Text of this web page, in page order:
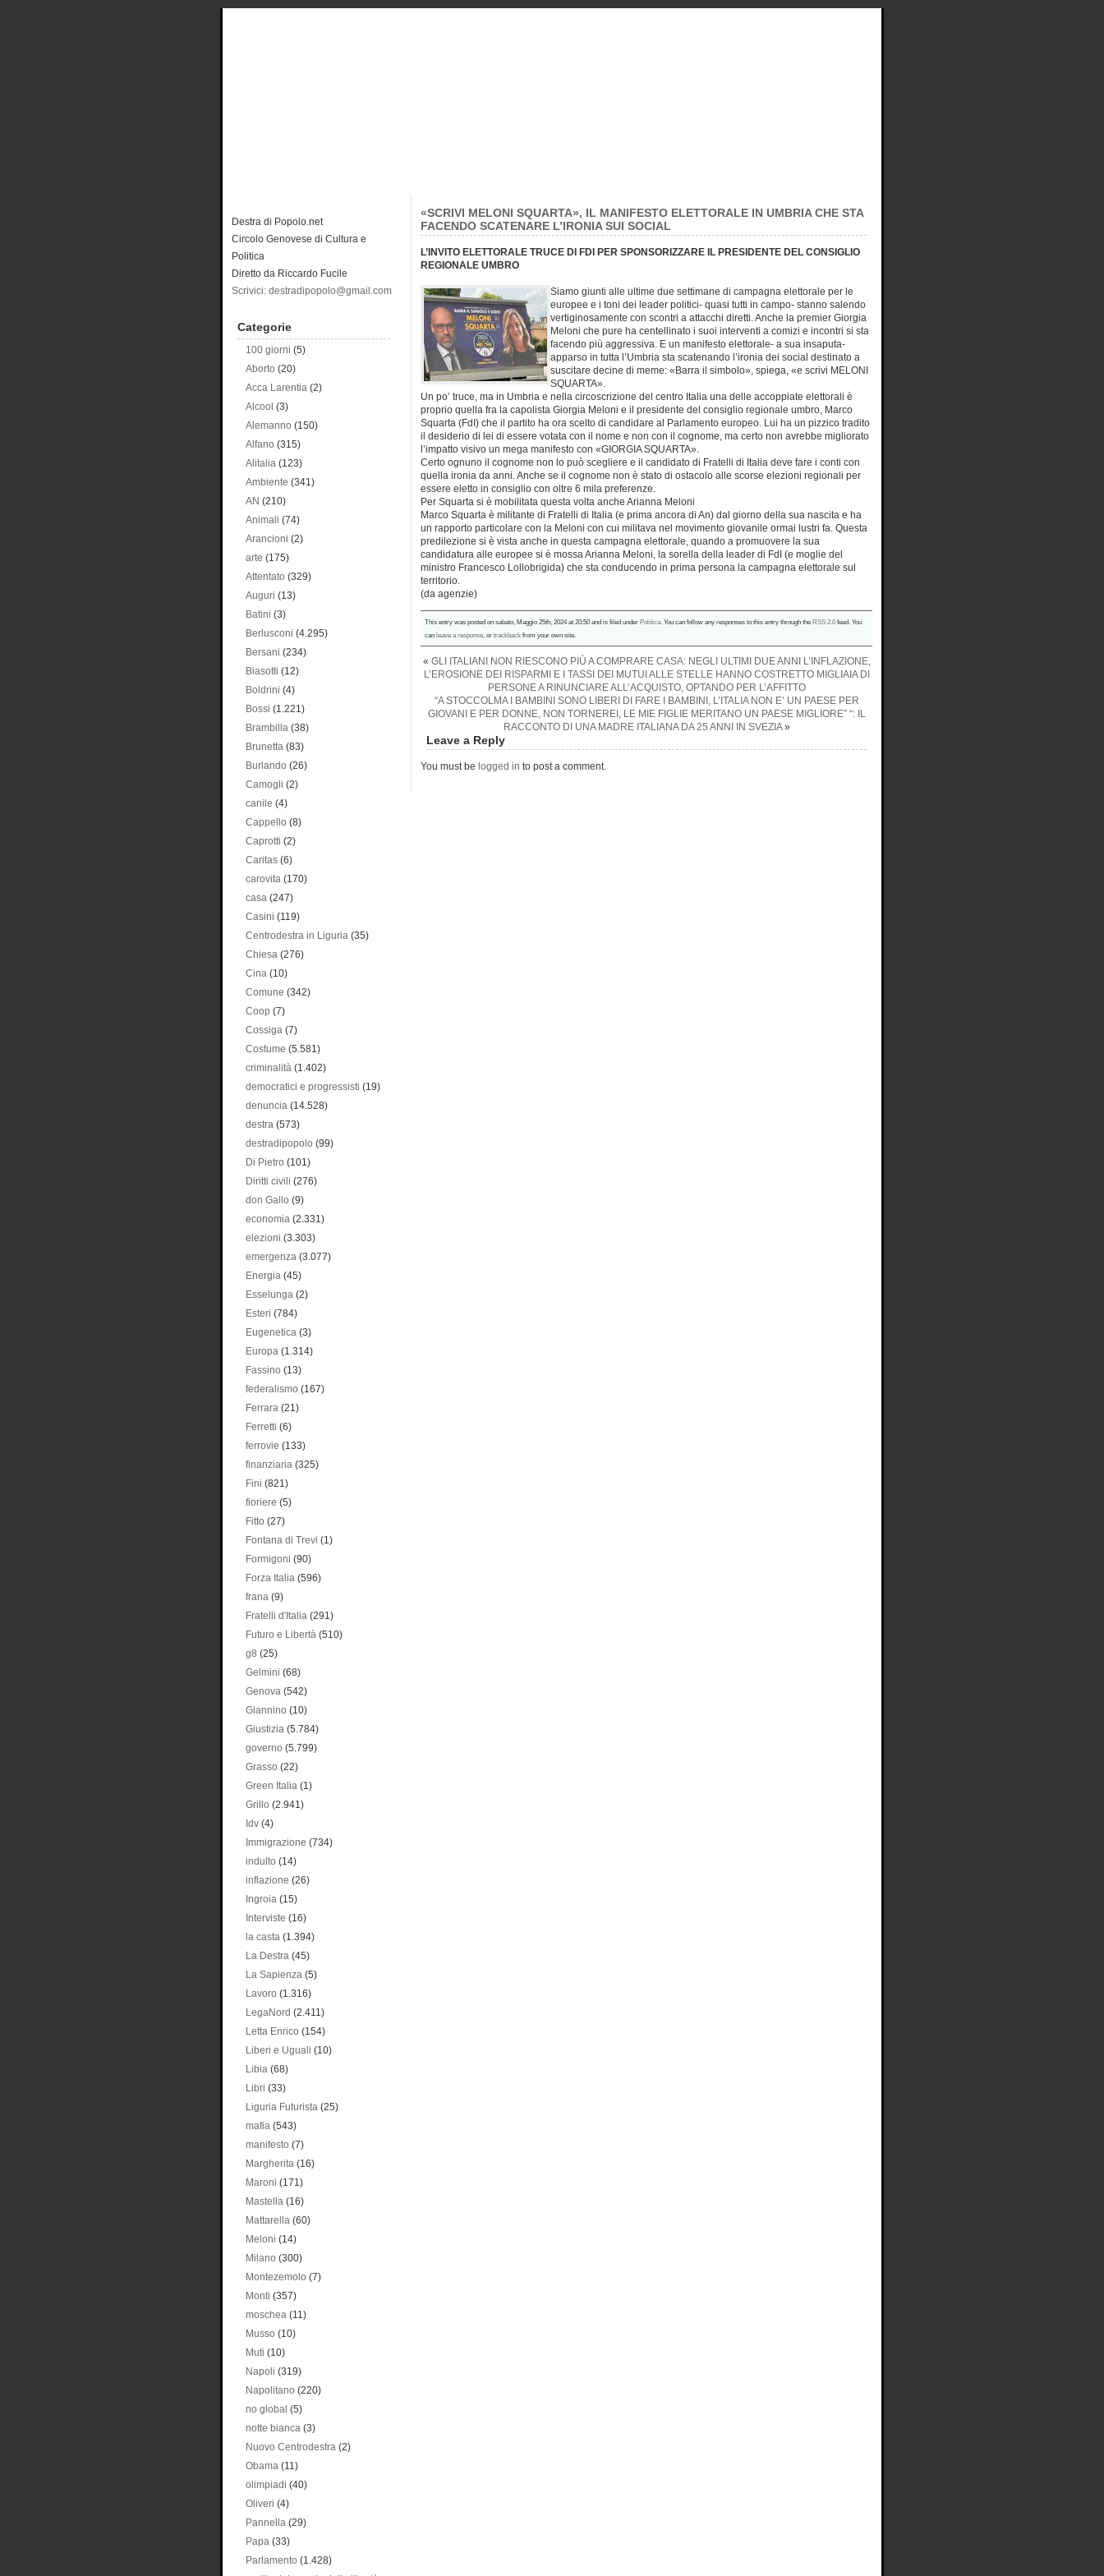
«SCRIVI MELONI SQUARTA», IL MANIFESTO ELETTORALE IN UMBRIA CHE STA
FACENDO SCATENARE L’IRONIA SUI SOCIAL
L’INVITO ELETTORALE TRUCE DI FDI PER SPONSORIZZARE IL PRESIDENTE DEL CONSIGLIO
REGIONALE UMBRO
Siamo giunti alle ultime due settimane di campagna elettorale per le
europee e i toni dei leader politici- quasi tutti in campo- stanno salendo
vertiginosamente con scontri a attacchi diretti. Anche la premier Giorgia
Meloni che pure ha centellinato i suoi interventi a comizi e incontri si sta
facendo più aggressiva. E un manifesto elettorale- a sua insaputa-
apparso in tutta l’Umbria sta scatenando l’ironia dei social destinato a
suscitare decine di meme: «Barra il simbolo», spiega, «e scrivi MELONI
SQUARTA».
Un po’ truce, ma in Umbria e nella circoscrizione del centro Italia una delle accoppiate elettorali è
proprio quella fra la capolista Giorgia Meloni e il presidente del consiglio regionale umbro, Marco
Squarta (FdI) che il partito ha ora scelto di candidare al Parlamento europeo. Lui ha un pizzico tradito
il desiderio di lei di essere votata con il nome e non con il cognome, ma certo non avrebbe migliorato
l’impatto visivo un mega manifesto con «GIORGIA SQUARTA».
Certo ognuno il cognome non lo può scegliere e il candidato di Fratelli di Italia deve fare i conti con
quella ironia da anni. Anche se il cognome non è stato di ostacolo alle scorse elezioni regionali per
essere eletto in consiglio con oltre 6 mila preferenze.
Per Squarta si è mobilitata questa volta anche Arianna Meloni
Marco Squarta è militante di Fratelli di Italia (e prima ancora di An) dal giorno della sua nascita e ha
un rapporto particolare con la Meloni con cui militava nel movimento giovanile ormai lustri fa. Questa
predilezione si è vista anche in questa campagna elettorale, quando a promuovere la sua
candidatura alle europee si è mossa Arianna Meloni, la sorella della leader di FdI (e moglie del
ministro Francesco Lollobrigida) che sta conducendo in prima persona la campagna elettorale sul
territorio.
(da agenzie)
This entry was posted on sabato, Maggio 25th, 2024 at 20:50 and is filed under Politica . You can follow any responses to this entry through the RSS 2.0 feed. You
can leave a response , or trackback from your own site.
« GLI ITALIANI NON RIESCONO PIÙ A COMPRARE CASA: NEGLI ULTIMI DUE ANNI L’INFLAZIONE,
L’EROSIONE DEI RISPARMI E I TASSI DEI MUTUI ALLE STELLE HANNO COSTRETTO MIGLIAIA DI
PERSONE A RINUNCIARE ALL’ACQUISTO, OPTANDO PER L’AFFITTO
“A STOCCOLMA I BAMBINI SONO LIBERI DI FARE I BAMBINI, L’ITALIA NON E’ UN PAESE PER
GIOVANI E PER DONNE, NON TORNEREI, LE MIE FIGLIE MERITANO UN PAESE MIGLIORE” “: IL
RACCONTO DI UNA MADRE ITALIANA DA 25 ANNI IN SVEZIA»
Leave a Reply
You must be logged in to post a comment.
Destra di Popolo.net
Circolo Genovese di Cultura e
Politica
Diretto da Riccardo Fucile
Scrivici: destradipopolo@gmail.com
Categorie
100 giorni (5)
Aborto (20)
Acca Larentia (2)
Alcool (3)
Alemanno (150)
Alfano (315)
Alitalia (123)
Ambiente (341)
AN (210)
Animali (74)
Arancioni (2)
arte (175)
Attentato (329)
Auguri (13)
Batini (3)
Berlusconi (4.295)
Bersani (234)
Biasotti (12)
Boldrini (4)
Bossi (1.221)
Brambilla (38)
Brunetta (83)
Burlando (26)
Camogli (2)
canile (4)
Cappello (8)
Caprotti (2)
Caritas (6)
carovita (170)
casa (247)
Casini (119)
Centrodestra in Liguria (35)
Chiesa (276)
Cina (10)
Comune (342)
Coop (7)
Cossiga (7)
Costume (5.581)
criminalità (1.402)
democratici e progressisti (19)
denuncia (14.528)
destra (573)
destradipopolo (99)
Di Pietro (101)
Diritti civili (276)
don Gallo (9)
economia (2.331)
elezioni (3.303)
emergenza (3.077)
Energia (45)
Esselunga (2)
Esteri (784)
Eugenetica (3)
Europa (1.314)
Fassino (13)
federalismo (167)
Ferrara (21)
Ferretti (6)
ferrovie (133)
finanziaria (325)
Fini (821)
fioriere (5)
Fitto (27)
Fontana di Trevi (1)
Formigoni (90)
Forza Italia (596)
frana (9)
Fratelli d'Italia (291)
Futuro e Libertà (510)
g8 (25)
Gelmini (68)
Genova (542)
Giannino (10)
Giustizia (5.784)
governo (5.799)
Grasso (22)
Green Italia (1)
Grillo (2.941)
Idv (4)
Immigrazione (734)
indulto (14)
inflazione (26)
Ingroia (15)
Interviste (16)
la casta (1.394)
La Destra (45)
La Sapienza (5)
Lavoro (1.316)
LegaNord (2.411)
Letta Enrico (154)
Liberi e Uguali (10)
Libia (68)
Libri (33)
Liguria Futurista (25)
mafia (543)
manifesto (7)
Margherita (16)
Maroni (171)
Mastella (16)
Mattarella (60)
Meloni (14)
Milano (300)
Montezemolo (7)
Monti (357)
moschea (11)
Musso (10)
Muti (10)
Napoli (319)
Napolitano (220)
no global (5)
notte bianca (3)
Nuovo Centrodestra (2)
Obama (11)
olimpiadi (40)
Oliveri (4)
Pannella (29)
Papa (33)
Parlamento (1.428)